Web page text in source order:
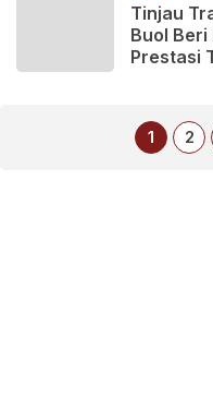
Tinjau
Buol
Prestasi
1 2